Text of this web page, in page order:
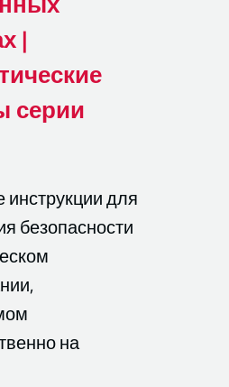
|
серии
для
безопасности
на